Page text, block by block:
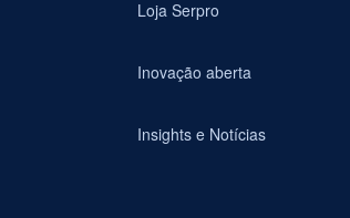
Loja Serpro
Inovação aberta
Insights e Notícias